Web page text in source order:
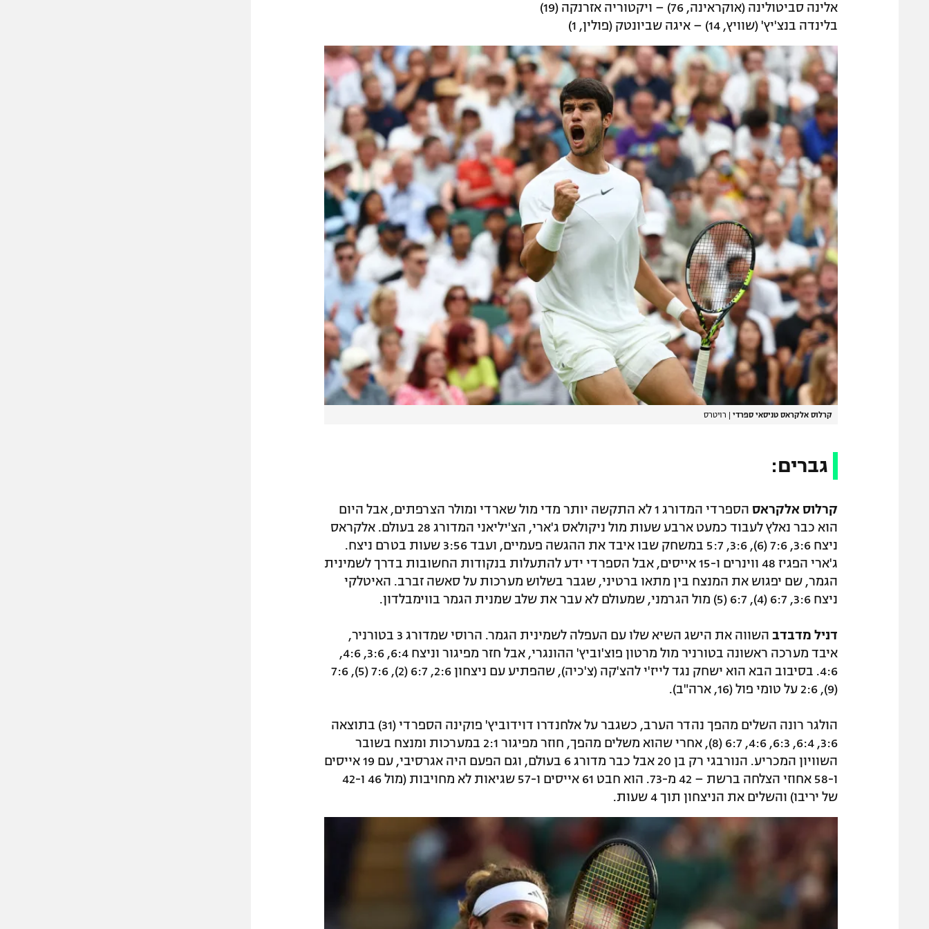
אלינה סביטולינה (אוקראינה, 76) – ויקטוריה אזרנקה (19)
בלינדה בנצ'יץ' (שוויץ, 14) – איגה שביונטק (פולין, 1)
קרלוס אלקראס טניסאי ספרדי | רויטרס
גברים:
קרלוס אלקראס
הספרדי המדורג 1 לא התקשה יותר מדי מול שארדי ומולר הצרפתים, אבל היום
הוא כבר נאלץ לעבוד כמעט ארבע שעות מול ניקולאס ג'ארי, הצ'יליאני המדורג 28 בעולם. אלקראס
ניצח 3:6, 7:6 (6), 3:6, 5:7 במשחק שבו איבד את ההגשה פעמיים, ועבד 3:56 שעות בטרם ניצח.
ג'ארי הפגיז 48 ווינרים ו-15 אייסים, אבל הספרדי ידע להתעלות בנקודות החשובות בדרך לשמינית
הגמר, שם יפגוש את המנצח בין מתאו ברטיני, שגבר בשלוש מערכות על סאשה זברב. האיטלקי
ניצח 3:6, 6:7 (4), 6:7 (5) מול הגרמני, שמעולם לא עבר את שלב שמנית הגמר בווימבלדון.
דניל מדבדב
השווה את הישג השיא שלו עם העפלה לשמינית הגמר. הרוסי שמדורג 3 בטורניר,
איבד מערכה ראשונה בטורניר מול מרטון פוצ'וביץ' ההונגרי, אבל חזר מפיגור וניצח 6:4, 3:6, 4:6,
4:6. בסיבוב הבא הוא ישחק נגד לייז'י להצ'קה (צ'כיה), שהפתיע עם ניצחון 2:6, 6:7 (2), 7:6 (5), 7:6
(9), 2:6 על טומי פול (16, ארה"ב).
הולגר רונה השלים מהפך נהדר הערב, כשגבר על אלחנדרו דוידוביץ' פוקינה הספרדי (31) בתוצאה
3:6, 6:4, 6:3, 4:6, 6:7 (8), אחרי שהוא משלים מהפך, חוזר מפיגור 2:1 במערכות ומנצח בשובר
השוויון המכריע. הנורבגי רק בן 20 אבל כבר מדורג 6 בעולם, וגם הפעם היה אגרסיבי, עם 19 אייסים
ו-58 אחוזי הצלחה ברשת – 42 מ-73. הוא חבט 61 אייסים ו-57 שגיאות לא מחויבות (מול 46 ו-42
של יריבו) והשלים את הניצחון תוך 4 שעות.